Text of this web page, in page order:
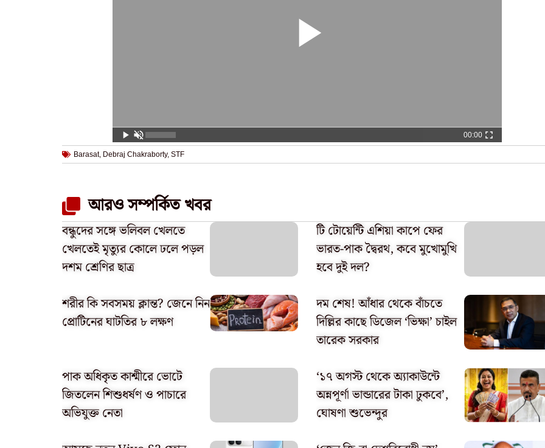
00:00
Barasat, Debraj Chakraborty, STF
আরও সম্পর্কিত খবর
বন্ধুদের সঙ্গে ভলিবল খেলতে
খেলতেই মৃত্যুর কোলে ঢলে পড়ল
দশম শ্রেণির ছাত্র
টি টোয়েন্টি এশিয়া কাপে ফের
ভারত-পাক দ্বৈরথ, কবে মুখোমুখি
হবে দুই দল?
শরীর কি সবসময় ক্লান্ত? জেনে নিন
প্রোটিনের ঘাটতির ৮ লক্ষণ
দম শেষ! আঁধার থেকে বাঁচতে
দিল্লির কাছে ডিজেল ‘ভিক্ষা’ চাইল
তারেক সরকার
পাক অধিকৃত কাশ্মীরে ভোটে
জিতলেন শিশুধর্ষণ ও পাচারে
অভিযুক্ত নেতা
‘১৭ অগস্ট থেকে অ্যাকাউন্টে
অন্নপূর্ণা ভান্ডারের টাকা ঢুকবে’,
ঘোষণা শুভেন্দুর